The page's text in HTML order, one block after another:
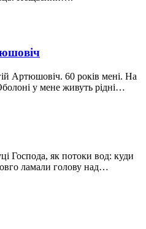
Артюшовіч. 60 років мені. На
у мене живуть рідні…
Господа, як потоки вод: куди
ламали голову над…